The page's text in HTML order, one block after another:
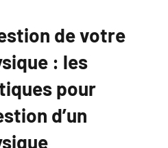
de votre
: les
pour
d’un